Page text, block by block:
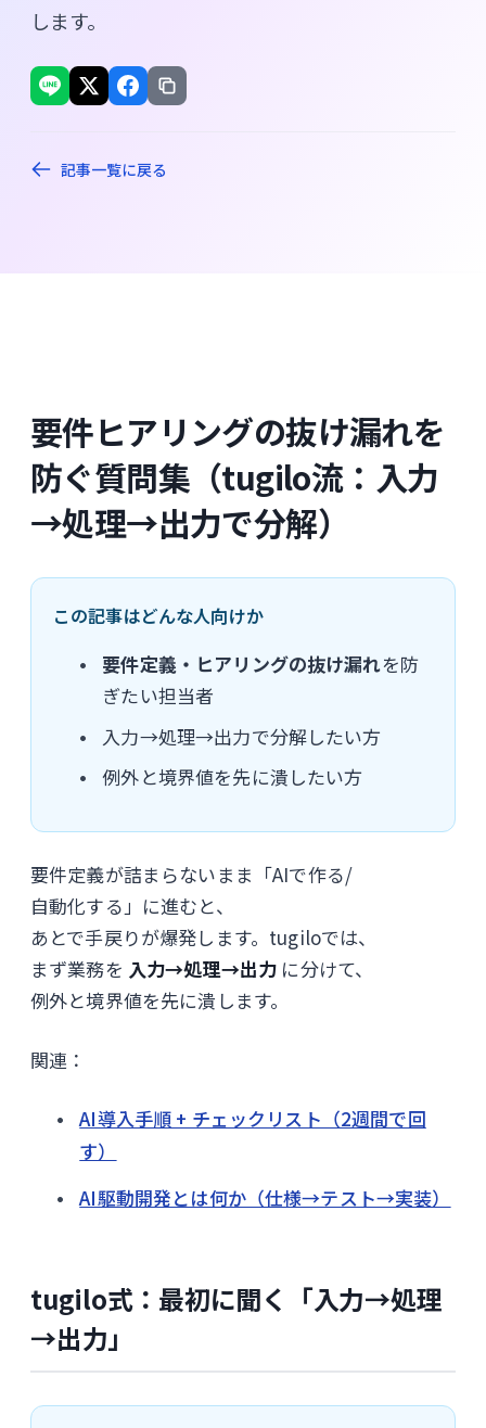
します。
記事一覧に戻る
要件ヒアリングの抜け漏れを
防ぐ質問集（tugilo流：入力
→処理→出力で分解）
この記事はどんな人向けか
要件定義・ヒアリングの抜け漏れを防
ぎたい担当者
入力→処理→出力で分解したい方
例外と境界値を先に潰したい方
要件定義が詰まらないまま「AIで作る/
自動化する」に進むと、
あとで手戻りが爆発します。tugiloでは、
まず業務を 入力→処理→出力 に分けて、
例外と境界値を先に潰します。
関連：
AI導入手順 + チェックリスト（2週間で回
す）
AI駆動開発とは何か（仕様→テスト→実装）
tugilo式：最初に聞く「入力→処理
→出力」